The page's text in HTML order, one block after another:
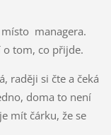
místo managera.
tom, co přijde.
raději si čte a čeká
doma to není
mít čárku, že se